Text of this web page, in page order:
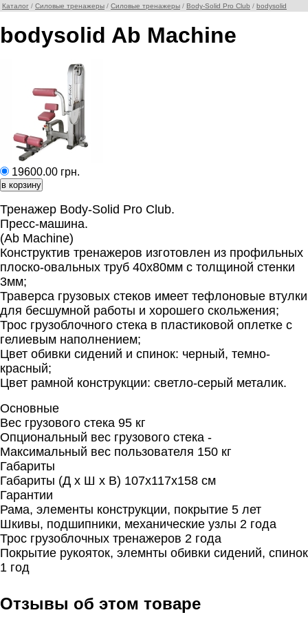
Каталог / Силовые тренажеры / Силовые тренажеры / Body-Solid Pro Club / bodysolid
bodysolid Ab Machine
19600.00 грн.
Тренажер Body-Solid Pro Club.
Пресс-машина.
(Ab Machine)
Конструктив тренажеров изготовлен из профильных
плоско-овальных труб 40х80мм с толщиной стенки
3мм;
Траверса грузовых стеков имеет тефлоновые втулки
для бесшумной работы и хорошего скольжения;
Трос грузоблочного стека в пластиковой оплетке с
гелиевым наполнением;
Цвет обивки сидений и спинок: черный, темно-
красный;
Цвет рамной конструкции: светло-серый металик.
Основные
Вес грузового стека 95 кг
Опциональный вес грузового стека -
Максимальный вес пользователя 150 кг
Габариты
Габариты (Д х Ш х В) 107х117х158 см
Гарантии
Рама, элементы конструкции, покрытие 5 лет
Шкивы, подшипники, механические узлы 2 года
Трос грузоблочных тренажеров 2 года
Покрытие рукояток, элемнты обивки сидений, спинок
1 год
Отзывы об этом товаре